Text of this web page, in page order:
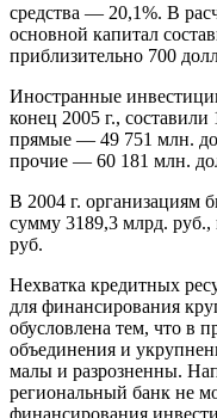
средства — 20,1%. В
основной капитал
приблизительно 700
Иностранные
конец 2005 г.,
прямые — 49 751 млн.
прочие — 60 181 млн.
В 2004 г. организациям
сумму 3189,3 млрд.
руб.
Нехватка кредитных
для финансирования
обусловлена тем, что в
объединения и
малы и разрозненны.
региональный банк не
финансирования